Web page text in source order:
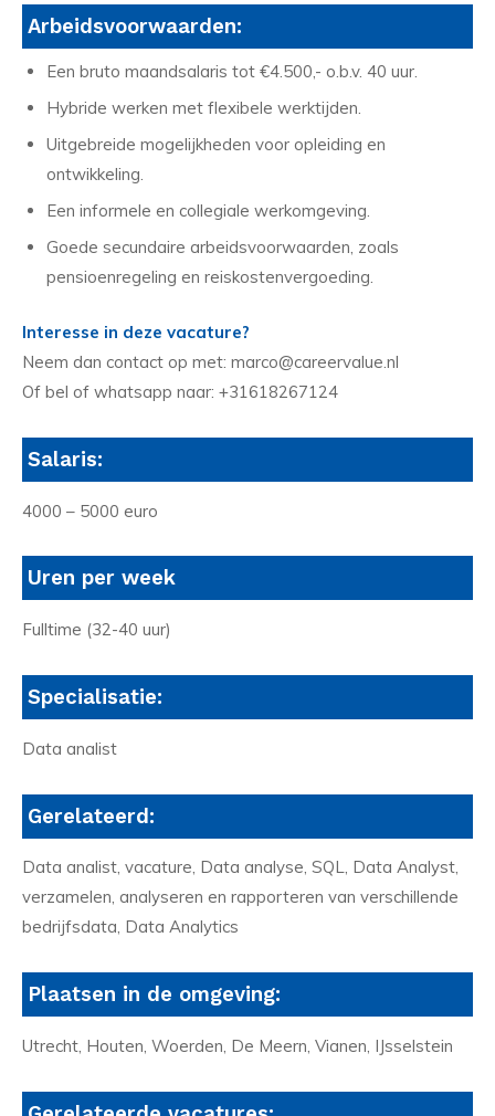
Arbeidsvoorwaarden:
Een bruto maandsalaris tot €4.500,- o.b.v. 40 uur.
Hybride werken met flexibele werktijden.
Uitgebreide mogelijkheden voor opleiding en
ontwikkeling.
Een informele en collegiale werkomgeving.
Goede secundaire arbeidsvoorwaarden, zoals
pensioenregeling en reiskostenvergoeding.
Interesse in deze vacature?
Neem dan contact op met: marco@careervalue.nl
Of bel of whatsapp naar: +31618267124
Salaris:
4000 – 5000 euro
Uren per week
Fulltime (32-40 uur)
Specialisatie:
Data analist
Gerelateerd:
Data analist, vacature, Data analyse, SQL, Data Analyst,
verzamelen, analyseren en rapporteren van verschillende
bedrijfsdata, Data Analytics
Plaatsen in de omgeving:
Utrecht, Houten, Woerden, De Meern, Vianen, IJsselstein